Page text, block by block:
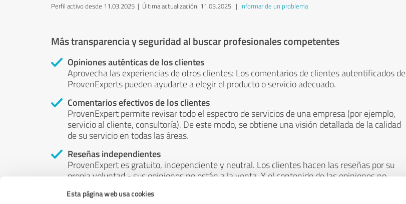
Esta página web usa cookies
Perfil activo desde 11.03.2025 | Última actualización: 11.03.2025 | Informar de un problema
Más transparencia y seguridad al buscar profesionales competentes
Opiniones auténticas de los clientes
Aprovecha las experiencias de otros clientes: Los comentarios de clientes autentificados de
ProvenExperts pueden ayudarte a elegir el producto o servicio adecuado.
Comentarios efectivos de los clientes
ProvenExpert permite revisar todo el espectro de servicios de una empresa (por ejemplo,
servicio al cliente, consultoría). De este modo, se obtiene una visión detallada de la calidad
de su servicio en todas las áreas.
Reseñas independientes
ProvenExpert es gratuito, independiente y neutral. Los clientes hacen las reseñas por su
propia voluntad - sus opiniones no están a la venta. Y el contenido de las opiniones no